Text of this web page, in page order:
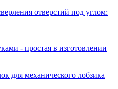
отверстий под углом:
- простая в изготовлении
для механического лобзика